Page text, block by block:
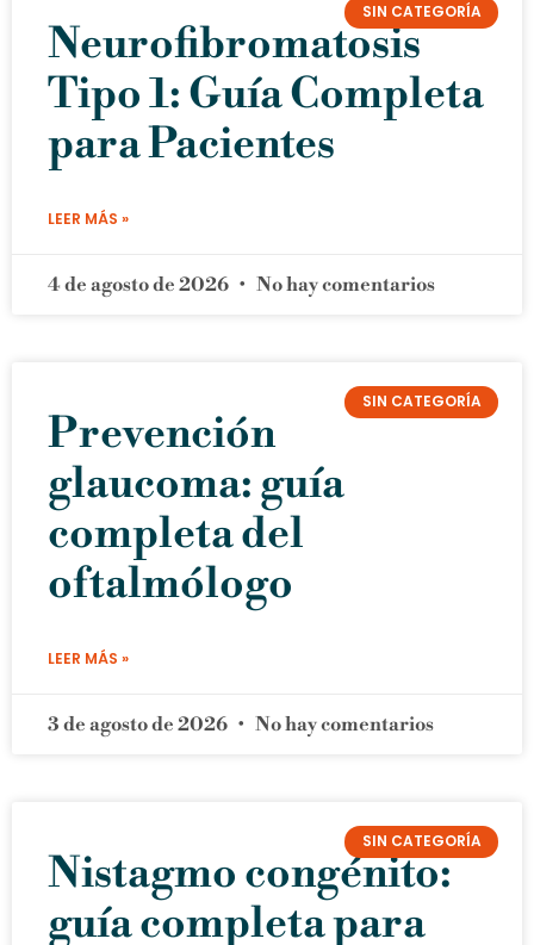
SIN CATEGORÍA
Neurofibromatosis
Tipo 1: Guía Completa
para Pacientes
LEER MÁS »
4 de agosto de 2026 No hay comentarios
SIN CATEGORÍA
Prevención
glaucoma: guía
completa del
oftalmólogo
LEER MÁS »
3 de agosto de 2026 No hay comentarios
SIN CATEGORÍA
Nistagmo congénito:
guía completa para